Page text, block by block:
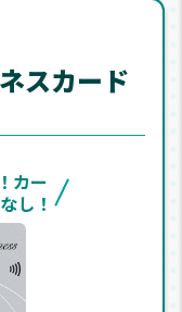
スカード
カー
し！